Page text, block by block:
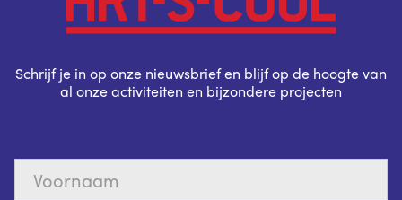
Schrijf je in op onze nieuwsbrief en blijf op de hoogte van
al onze activiteiten en bijzondere projecten